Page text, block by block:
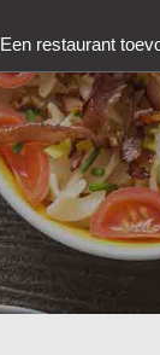
Een restaurant